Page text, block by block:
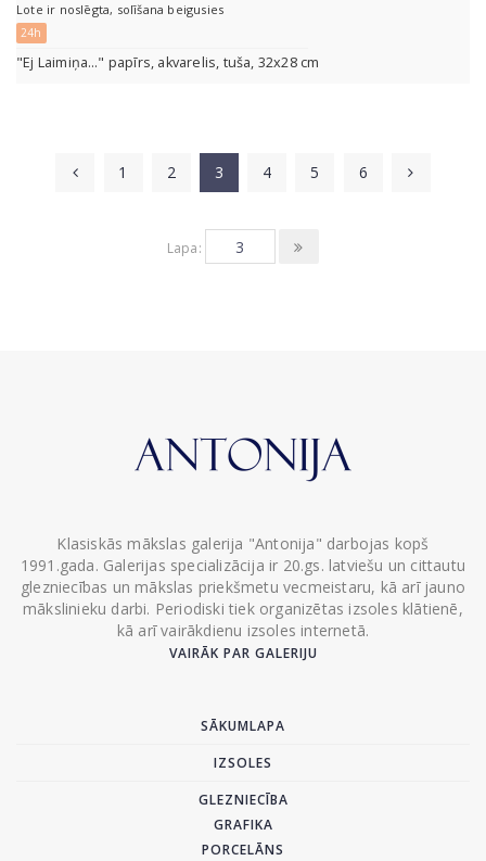
Lote ir noslēgta, solīšana beigusies
24h
"Ej Laimiņa…" papīrs, akvarelis, tuša, 32x28 cm
1 2 3 4 5 6
Lapa:
Klasiskās mākslas galerija "Antonija" darbojas kopš
1991.gada. Galerijas specializācija ir 20.gs. latviešu un cittautu
glezniecības un mākslas priekšmetu vecmeistaru, kā arī jauno
mākslinieku darbi. Periodiski tiek organizētas izsoles klātienē,
kā arī vairākdienu izsoles internetā.
VAIRĀK PAR GALERIJU
SĀKUMLAPA
IZSOLES
GLEZNIECĪBA
GRAFIKA
PORCELĀNS